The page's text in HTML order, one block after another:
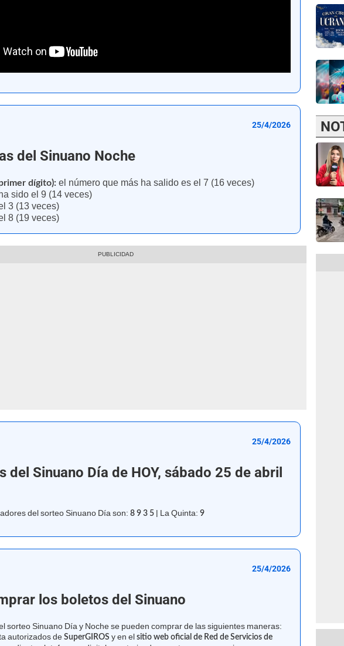
25/4/2026
del Sinuano Noche
dígito): el número que más ha salido es el 7 (16 veces)
ha sido el 9 (14 veces)
3 (13 veces)
8 (19 veces)
25/4/2026
del Sinuano Día de HOY, sábado 25 de abril
del sorteo Sinuano Día son: 8 9 3 5 | La Quinta: 9
25/4/2026
los boletos del Sinuano
sorteo Sinuano Día y Noche se pueden comprar de las siguientes maneras:
autorizados de SuperGIROS y en el sitio web oficial de Red de Servicios de